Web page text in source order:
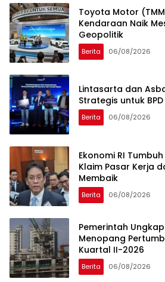
Toyota Motor
Kendaraan Naik
Geopolitik
Berita 06/08/2026
Lintasarta dan
Strategis untuk
Berita 06/08/2026
Ekonomi RI
Klaim Pasar Kerja
Membaik
Berita 06/08/2026
Pemerintah
Menopang
Kuartal II-2026
Berita 06/08/2026